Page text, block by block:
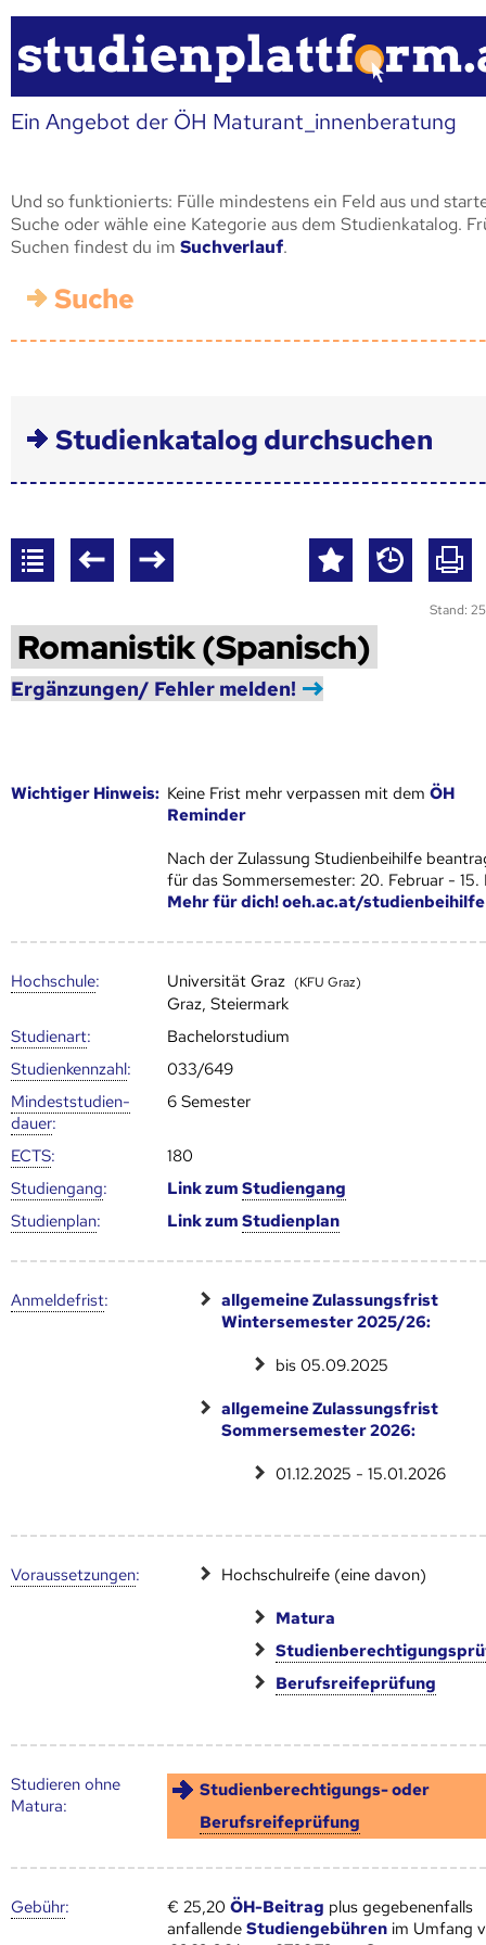
Ein Angebot der ÖH Maturant_innenberatung
Und so funktionierts: Fülle mindestens ein Feld aus und
Suche oder wähle eine Kategorie aus dem Studienkatalog.
Suchen findest du im Suchverlauf.
Suche
Studienkatalog durchsuchen
Stand:
Romanistik (Spanisch)
Ergänzungen/ Fehler melden!
Wich­ti­ger Hin­weis: Keine Frist mehr verpassen mit demÖH
Reminder
Nach der Zulassung Studienbeihilfe
für das Sommersemester: 20. Februar - 15.
Mehr für dich! oeh.ac.at/studienbeihilfe
Hoch­schule: Universität Graz (KFU Graz)
Graz, Steiermark
Studienart:
Bachelorstudium
Studien­kenn­zahl:
033/649
Mindest­studien­
dauer:
6 Semester
ECTS:
180
Studien­gang: Link zumStudien­gang
Studien­plan: Link zumStudien­plan
Anmelde­frist:
allgemeine Zulassungsfrist
Wintersemester 2025/26:
bis 05.09.2025
allgemeine Zulassungsfrist
Sommersemester 2026:
01.12.2025 - 15.01.2026
Voraus­setzungen: Hochschulreife (eine davon)
Matura
Berufsreifeprüfung
Studieren ohne
Matura:
Studienberechtigungs- oder
Berufsreifeprüfung
Gebühr: € 25,20ÖH-Beitrag plus gegebenenfalls
anfallendeStudiengebühren im Umfang